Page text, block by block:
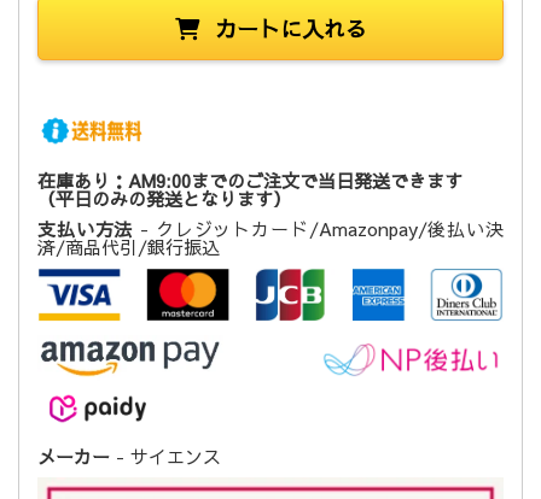
カートに入れる
在庫あり：AM9:00までのご注文で当日発送できます
（平日のみの発送となります）
支払い方法 - クレジットカード/Amazonpay/後払い決
済/商品代引/銀行振込
メーカー - サイエンス